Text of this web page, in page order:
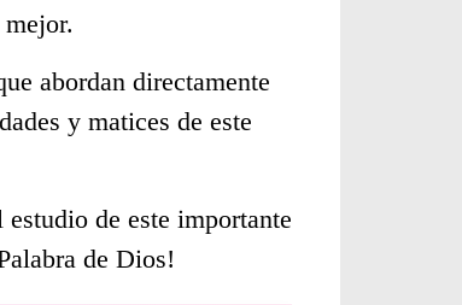
abordan directamente
y matices de este
de este importante
de Dios!